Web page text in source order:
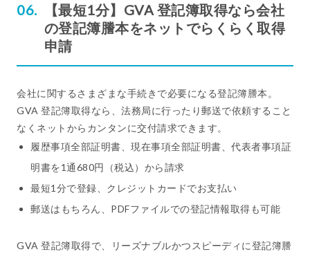
【最短1分】GVA 登記簿取得なら会社
の登記簿謄本をネットでらくらく取得
申請
会社に関するさまざまな手続きで必要になる登記簿謄本。
GVA 登記簿取得なら、法務局に行ったり郵送で依頼すること
なくネットからカンタンに交付請求できます。
履歴事項全部証明書、現在事項全部証明書、代表者事項証
明書を1通680円（税込）から請求
最短1分で登録、クレジットカードでお支払い
郵送はもちろん、PDFファイルでの登記情報取得も可能
GVA 登記簿取得で、リーズナブルかつスピーディに登記簿謄